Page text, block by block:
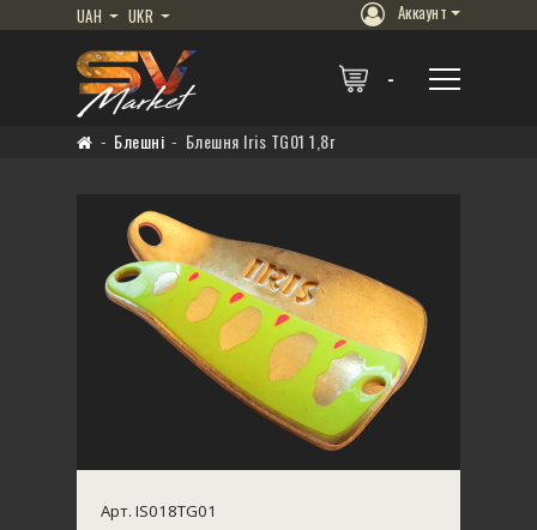
UAH UKR Аккаунт
Блешні Блешня Iris TG01 1,8г
Арт. IS018TG01